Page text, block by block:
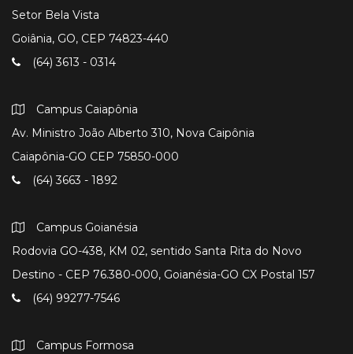
Setor Bela Vista
Goiânia, GO, CEP 74823-440
(64) 3613 - 0314
Campus Caiapônia
Av. Ministro João Alberto 310, Nova Caipônia
Caiapônia-GO CEP 75850-000
(64) 3663 - 1892
Campus Goianésia
Rodovia GO-438, KM 02, sentido Santa Rita do Novo
Destino - CEP 76.380-000, Goianésia-GO CX Postal 157
(64) 99277-7546
Campus Formosa